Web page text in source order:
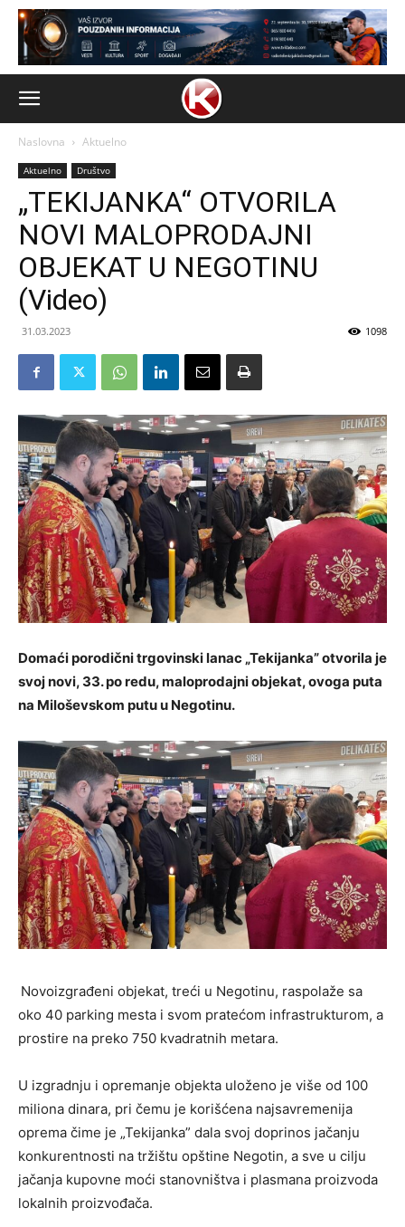
Naslovna Aktuelno
Aktuelno Društvo
„TEKIJANKA“ OTVORILA
NOVI MALOPRODAJNI
OBJEKAT U NEGOTINU
(Video)
31.03.2023 1098
Domaći porodični trgovinski lanac „Tekijanka” otvorila je
svoj novi, 33. po redu, maloprodajni objekat, ovoga puta
na Miloševskom putu u Negotinu.
Novoizgrađeni objekat, treći u Negotinu, raspolaže sa
oko 40 parking mesta i svom pratećom infrastrukturom, a
prostire na preko 750 kvadratnih metara.
U izgradnju i opremanje objekta uloženo je više od 100
miliona dinara, pri čemu je korišćena najsavremenija
oprema čime je „Tekijanka” dala svoj doprinos jačanju
konkurentnosti na tržištu opštine Negotin, a sve u cilju
jačanja kupovne moći stanovništva i plasmana proizvoda
lokalnih proizvođača.